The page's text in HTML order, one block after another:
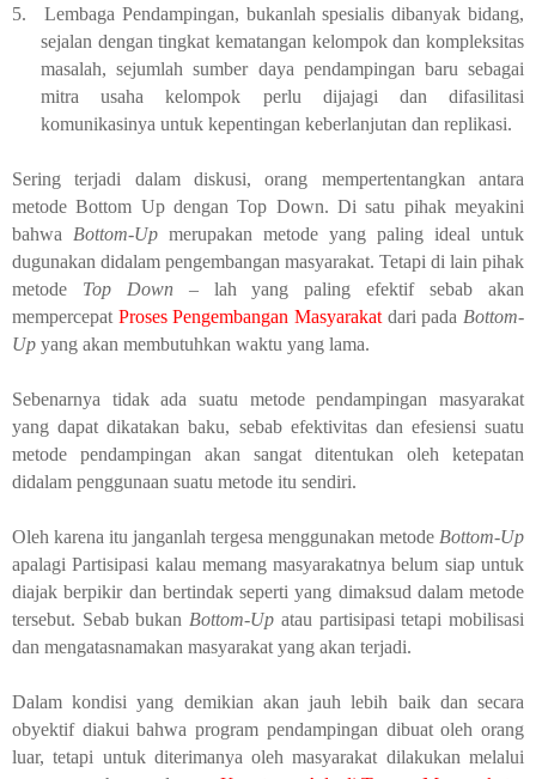
5.
Lembaga Pendampingan, bukanlah spesialis dibanyak bidang,
sejalan dengan tingkat kematangan kelompok dan kompleksitas
masalah, sejumlah sumber daya pendampingan baru sebagai
mitra usaha kelompok perlu dijajagi dan difasilitasi
komunikasinya untuk kepentingan keberlanjutan dan replikasi.
Sering terjadi dalam diskusi, orang mempertentangkan antara
metode Bottom Up dengan Top Down. Di satu pihak meyakini
bahwa Bottom-Up merupakan metode yang paling ideal untuk
dugunakan didalam pengembangan masyarakat. Tetapi di lain pihak
metode Top Down – lah yang paling efektif sebab akan
mempercepat Proses Pengembangan Masyarakat dari pada Bottom-
Up yang akan membutuhkan waktu yang lama.
Sebenarnya tidak ada suatu metode pendampingan masyarakat
yang dapat dikatakan baku, sebab efektivitas dan efesiensi suatu
metode pendampingan akan sangat ditentukan oleh ketepatan
didalam penggunaan suatu metode itu sendiri.
Oleh karena itu janganlah tergesa menggunakan metode Bottom-Up
apalagi Partisipasi kalau memang masyarakatnya belum siap untuk
diajak berpikir dan bertindak seperti yang dimaksud dalam metode
tersebut. Sebab bukan Bottom-Up atau partisipasi tetapi mobilisasi
dan mengatasnamakan masyarakat yang akan terjadi.
Dalam kondisi yang demikian akan jauh lebih baik dan secara
obyektif diakui bahwa program pendampingan dibuat oleh orang
luar, tetapi untuk diterimanya oleh masyarakat dilakukan melalui